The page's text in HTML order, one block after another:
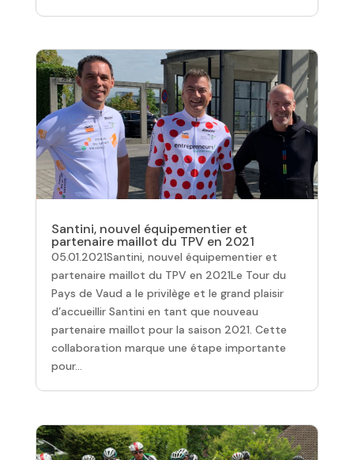
Santini, nouvel équipementier et
partenaire maillot du TPV en 2021
05.01.2021Santini, nouvel équipementier et
partenaire maillot du TPV en 2021Le Tour du
Pays de Vaud a le privilège et le grand plaisir
d’accueillir Santini en tant que nouveau
partenaire maillot pour la saison 2021. Cette
collaboration marque une étape importante
pour...